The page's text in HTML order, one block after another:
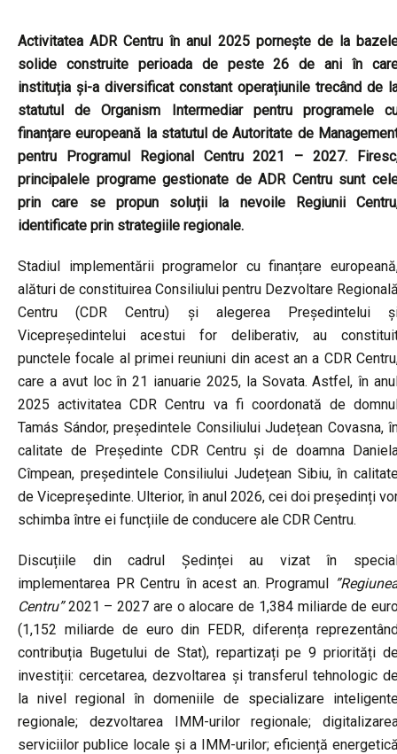
Activitatea ADR Centru în anul 2025 pornește de la
solide construite perioada de peste 26 de ani în
instituția și-a diversificat constant operațiunile trecând de
statutul de Organism Intermediar pentru programele
finanțare europeană la statutul de Autoritate de
pentru Programul Regional Centru 2021 – 2027.
principalele programe gestionate de ADR Centru sunt
prin care se propun soluții la nevoile Regiunii
identificate prin strategiile regionale.
Stadiul implementării programelor cu finanțare
alături de constituirea Consiliului pentru Dezvoltare
Centru (CDR Centru) și alegerea Președintelui
Vicepreședintelui acestui for deliberativ, au
punctele focale al primei reuniuni din acest an a CDR
care a avut loc în 21 ianuarie 2025, la Sovata. Astfel, în
2025 activitatea CDR Centru va fi coordonată de
Tamás Sándor, președintele Consiliului Județean Covasna,
calitate de Președinte CDR Centru și de doamna
Cîmpean, președintele Consiliului Județean Sibiu, în
de Vicepreședinte. Ulterior, în anul 2026, cei doi președinți
schimba între ei funcțiile de conducere ale CDR Centru.
Discuțiile din cadrul Ședinței au vizat în
implementarea PR Centru în acest an. Programul
Centru”2021 – 2027 are o alocare de 1,384 miliarde de
(1,152 miliarde de euro din FEDR, diferența
contribuția Bugetului de Stat), repartizați pe 9 priorități
investiții: cercetarea, dezvoltarea și transferul tehnologic
la nivel regional în domeniile de specializare
regionale; dezvoltarea IMM-urilor regionale;
serviciilor publice locale și a IMM-urilor; eficiență